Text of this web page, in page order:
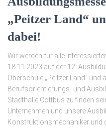
„Peitzer Land“
dabei!
Wir werden für alle
18.11.2023 auf der 12.
Oberschule „Peitzer Land“ und
Berufsorientierungs- und
Stadthalle Cottbus zu finden
Unternehmen und unsere
Konstruktionsmechaniker und